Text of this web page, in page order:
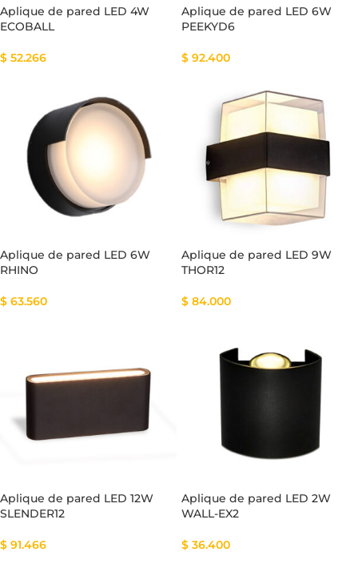
Aplique de pared LED 4W
ECOBALL
$ 52.266
Aplique de pared LED 6W
PEEKYD6
$ 92.400
Aplique de pared LED 6W
RHINO
$ 63.560
Aplique de pared LED 9W
THOR12
$ 84.000
Aplique de pared LED 12W
SLENDER12
$ 91.466
Aplique de pared LED 2W
WALL-EX2
$ 36.400